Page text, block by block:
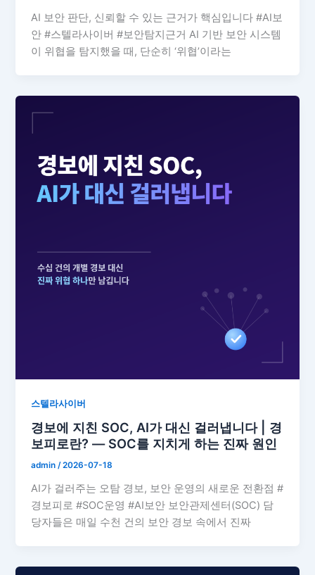
AI 보안 판단, 신뢰할 수 있는 근거가 핵심입니다 #AI보
안 #스텔라사이버 #보안탐지근거 AI 기반 보안 시스템
이 위협을 탐지했을 때, 단순히 ‘위협’이라는
스텔라사이버
경보에 지친 SOC, AI가 대신 걸러냅니다 | 경
보피로란? — SOC를 지치게 하는 진짜 원인
admin/2026-07-18
AI가 걸러주는 오탐 경보, 보안 운영의 새로운 전환점 #
경보피로 #SOC운영 #AI보안 보안관제센터(SOC) 담
당자들은 매일 수천 건의 보안 경보 속에서 진짜